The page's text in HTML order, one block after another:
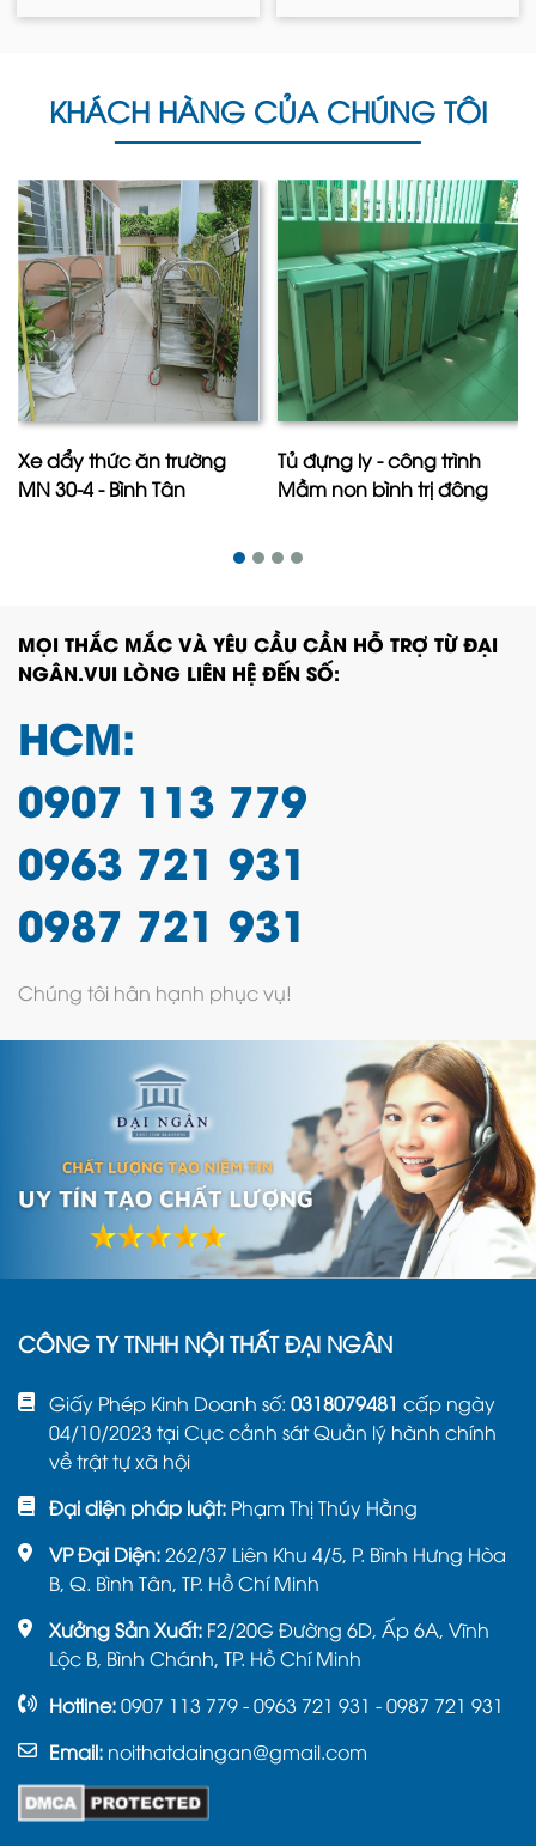
KHÁCH HÀNG CỦA CHÚNG TÔI
Xe dẩy thức ăn trường
MN 30-4 - Bình Tân
Tủ đựng ly - công trình
Mầm non bình trị đông
MỌI THẮC MẮC VÀ YÊU CẦU CẦN HỖ TRỢ TỪ ĐẠI
NGÂN.VUI LÒNG LIÊN HỆ ĐẾN SỐ:
HCM:
0907 113 779
0963 721 931
0987 721 931
Chúng tôi hân hạnh phục vụ!
CÔNG TY TNHH NỘI THẤT ĐẠI NGÂN
Giấy Phép Kinh Doanh số: 0318079481 cấp ngày
04/10/2023 tại Cục cảnh sát Quản lý hành chính
về trật tự xã hội
Đại diện pháp luật: Phạm Thị Thúy Hằng
VP Đại Diện:262/37 Liên Khu 4/5, P. Bình Hưng Hòa
B, Q. Bình Tân, TP. Hồ Chí Minh
Xưởng Sản Xuất: F2/20G Đường 6D, Ấp 6A, Vĩnh
Lộc B, Bình Chánh, TP. Hồ Chí Minh
Hotline:0907 113 779 - 0963 721 931 - 0987 721 931
Email: noithatdaingan@gmail.com